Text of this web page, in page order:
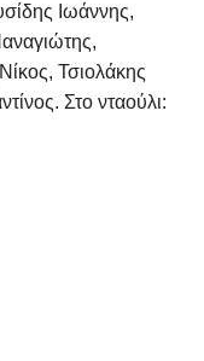
Ιωάννης,
Τσιολάκης
Στο νταούλι: